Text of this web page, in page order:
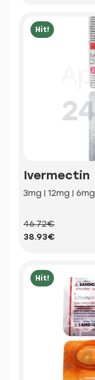
Hit!
Ivermectin
3mg | 12mg | 6mg
46.72€
38.93€
Hit!